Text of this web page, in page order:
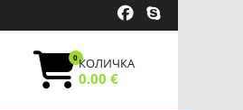
0КОЛИЧКА
0.00 €